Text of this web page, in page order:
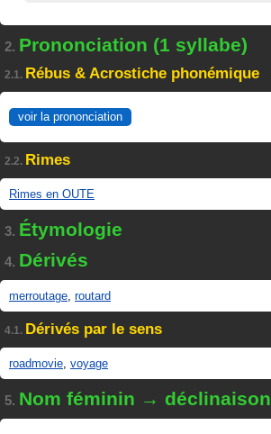
2. Prononciation (1 syllabe)
2.1. Rébus & Acrostiche phonémique
voir la prononciation
2.2. Rimes
Rimes en OUTE
3. Étymologie
4. Dérivés
merroutage, routard
4.1. Dérivés par le sens
roadmovie, voyage
5. Nom féminin → déclinaison